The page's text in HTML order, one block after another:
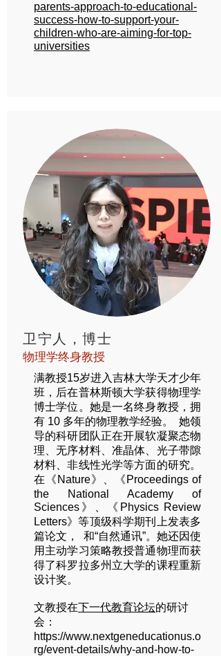
parents-approach-to-educational-
success-how-to-support-your-
children-who-are-aiming-for-top-
universities
卫宁人，博士
物理学终身教授
满教授15岁进入吉林大学天才少年
班，后在普林斯顿大学获得物理学
博士学位。她是一名终身教授，拥
有 10 多年的物理教学经验。
她领
导的科研团队正在开展软凝聚态物
理、无序材料、准晶体、光子带隙
材料、非线性光学等方面的研究。
在《Nature》、《Proceedings of
the National Academy of
Sciences》、《Physics Review
Letters》等顶级科学期刊上发表多
篇论文，
和“自然通讯”。她还因使
用主动学习策略教授普通物理而获
得了科罗拉多州立大学的课程重新
设计奖。
文教授在下一代教育论坛的研讨
会：
https://www.nextgeneducationus.o
rg/event-details/why-and-how-to-